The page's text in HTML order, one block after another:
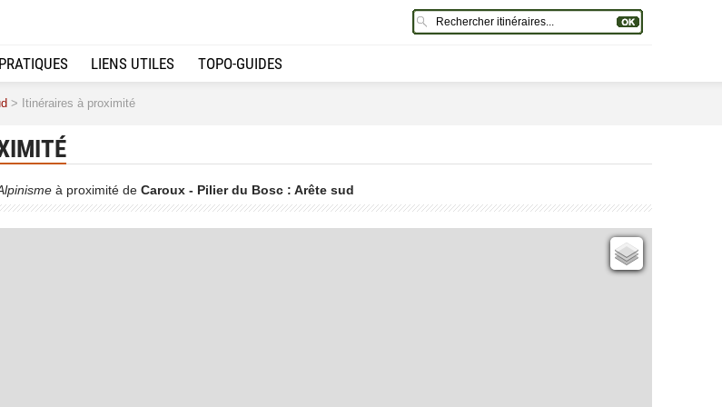
LIENS UTILES TOPO-GUIDES
> Itinéraires à proximité
à proximité de Caroux - Pilier du Bosc : Arête sud